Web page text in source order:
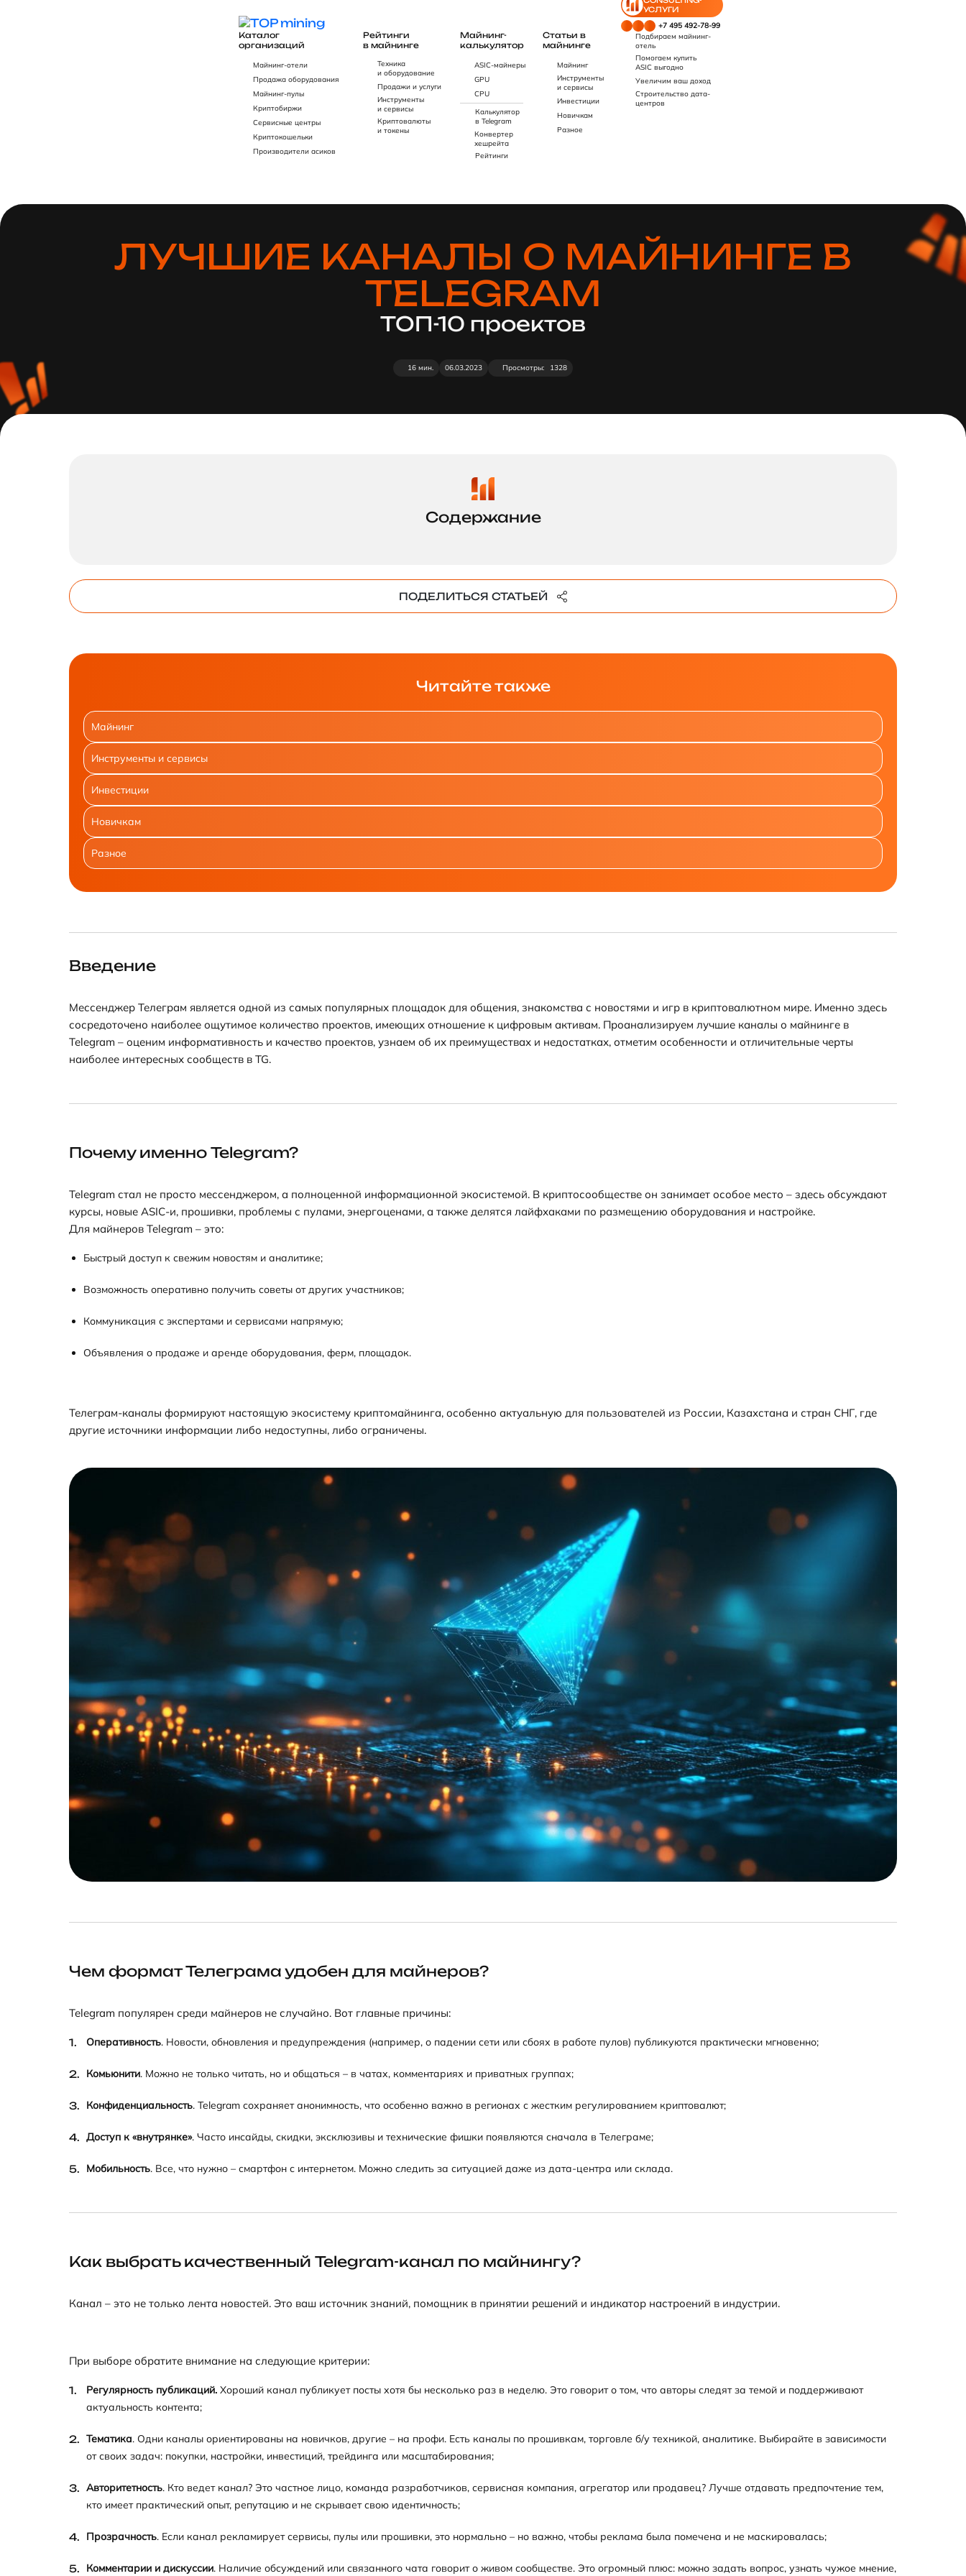
Каталог
организаций
Майнинг-отели
Продажа оборудования
Майнинг-пулы
Криптобиржи
Сервисные центры
Криптокошельки
Производители асиков
Рейтинги
в майнинге
Техника
и оборудование
Продажи и услуги
Инструменты
и сервисы
Криптовалюты
и токены
Майнинг-
калькулятор
ASIC-майнеры
GPU
CPU
Калькулятор
в Telegram
Конвертер
хешрейта
Рейтинги
Статьи в
майнинге
Майнинг
Инструменты
и сервисы
Инвестиции
Новичкам
Разное
УСЛУГИ
Подбираем майнинг-
отель
Помогаем купить
ASIC выгодно
Увеличим ваш доход
Строительство дата-
центров
+7 495 492-78-99
ЛУЧШИЕ КАНАЛЫ О МАЙНИНГЕ В
TELEGRAM
ТОП-10 проектов
16 мин. 06.03.2023 Просмотры: 1328
ПОДЕЛИТЬСЯ СТАТЬЕЙ
Введение
Мессенджер Телеграм является одной из самых популярных площадок для общения, знакомства с новостями и игр в криптовалютном мире. Именно здесь
сосредоточено наиболее ощутимое количество проектов, имеющих отношение к цифровым активам. Проанализируем лучшие каналы о майнинге в
Telegram – оценим информативность и качество проектов, узнаем об их преимуществах и недостатках, отметим особенности и отличительные черты
наиболее интересных сообществ в TG.
Почему именно Telegram?
Telegram стал не просто мессенджером, а полноценной информационной экосистемой. В криптосообществе он занимает особое место – здесь обсуждают
курсы, новые ASIC-и, прошивки, проблемы с пулами, энергоценами, а также делятся лайфхаками по размещению оборудования и настройке.
Для майнеров Telegram – это:
Быстрый доступ к свежим новостям и аналитике;
Возможность оперативно получить советы от других участников;
Коммуникация с экспертами и сервисами напрямую;
Объявления о продаже и аренде оборудования, ферм, площадок.
Телеграм-каналы формируют настоящую экосистему криптомайнинга, особенно актуальную для пользователей из России, Казахстана и стран СНГ, где
другие источники информации либо недоступны, либо ограничены.
Чем формат Телеграма удобен для майнеров?
Telegram популярен среди майнеров не случайно. Вот главные причины:
Оперативность. Новости, обновления и предупреждения (например, о падении сети или сбоях в работе пулов) публикуются практически мгновенно;
Комьюнити. Можно не только читать, но и общаться – в чатах, комментариях и приватных группах;
Конфиденциальность. Telegram сохраняет анонимность, что особенно важно в регионах с жестким регулированием криптовалют;
Доступ к «внутрянке». Часто инсайды, скидки, эксклюзивы и технические фишки появляются сначала в Телеграме;
Мобильность. Все, что нужно – смартфон с интернетом. Можно следить за ситуацией даже из дата-центра или склада.
Как выбрать качественный Telegram-канал по майнингу?
Канал – это не только лента новостей. Это ваш источник знаний, помощник в принятии решений и индикатор настроений в индустрии.
При выборе обратите внимание на следующие критерии:
Регулярность публикаций. Хороший канал публикует посты хотя бы несколько раз в неделю. Это говорит о том, что авторы следят за темой и поддерживают
актуальность контента;
Тематика. Одни каналы ориентированы на новичков, другие – на профи. Есть каналы по прошивкам, торговле б/у техникой, аналитике. Выбирайте в зависимости
от своих задач: покупки, настройки, инвестиций, трейдинга или масштабирования;
Авторитетность. Кто ведет канал? Это частное лицо, команда разработчиков, сервисная компания, агрегатор или продавец? Лучше отдавать предпочтение тем,
кто имеет практический опыт, репутацию и не скрывает свою идентичность;
Прозрачность. Если канал рекламирует сервисы, пулы или прошивки, это нормально – но важно, чтобы реклама была помечена и не маскировалась;
Комментарии и дискуссии. Наличие обсуждений или связанного чата говорит о живом сообществе. Это огромный плюс: можно задать вопрос, узнать чужое мнение,
Читайте также
Майнинг
Инструменты и сервисы
Инвестиции
Новичкам
Разное